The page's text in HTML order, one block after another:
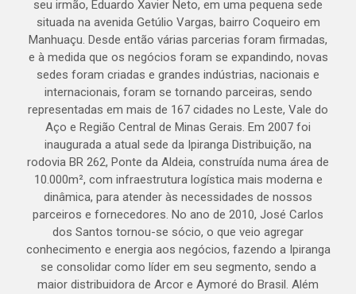
seu irmão, Eduardo Xavier Neto, em uma pequena sede
situada na avenida Getúlio Vargas, bairro Coqueiro em
Manhuaçu. Desde então várias parcerias foram firmadas,
e à medida que os negócios foram se expandindo, novas
sedes foram criadas e grandes indústrias, nacionais e
internacionais, foram se tornando parceiras, sendo
representadas em mais de 167 cidades no Leste, Vale do
Aço e Região Central de Minas Gerais. Em 2007 foi
inaugurada a atual sede da Ipiranga Distribuição, na
rodovia BR 262, Ponte da Aldeia, construída numa área de
10.000m², com infraestrutura logística mais moderna e
dinâmica, para atender às necessidades de nossos
parceiros e fornecedores. No ano de 2010, José Carlos
dos Santos tornou-se sócio, o que veio agregar
conhecimento e energia aos negócios, fazendo a Ipiranga
se consolidar como líder em seu segmento, sendo a
maior distribuidora de Arcor e Aymoré do Brasil. Além